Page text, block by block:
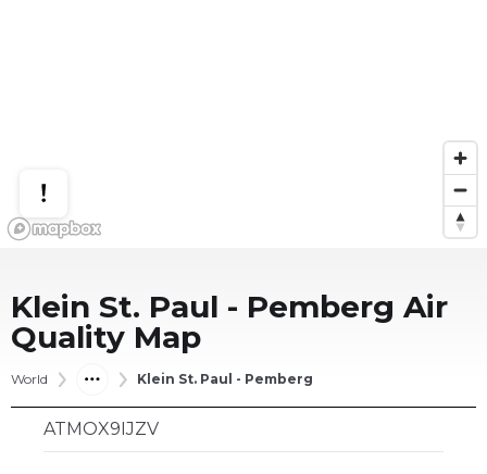
Klein St. Paul - Pemberg Air
Quality Map
World Klein St. Paul - Pemberg
ATMOX9IJZV